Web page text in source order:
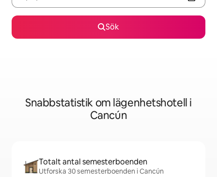
Sök
Snabbstatistik om lägenhetshotell i
Cancún
Totalt antal semesterboenden
Utforska 30 semesterboenden i Cancún